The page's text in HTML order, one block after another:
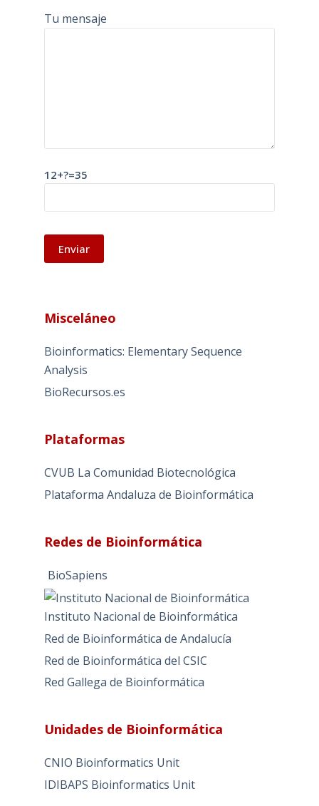
Tu mensaje
12+?=35
t
r
n
a
v
:
Misceláneo
Bioinformatics: Elementary Sequence
Analysis
BioRecursos.es
Plataformas
CVUB La Comunidad Biotecnológica
Plataforma Andaluza de Bioinformática
Redes de Bioinformática
BioSapiens
Instituto Nacional de Bioinformática
Red de Bioinformática de Andalucía
Red de Bioinformática del CSIC
Red Gallega de Bioinformática
Unidades de Bioinformática
CNIO Bioinformatics Unit
IDIBAPS Bioinformatics Unit